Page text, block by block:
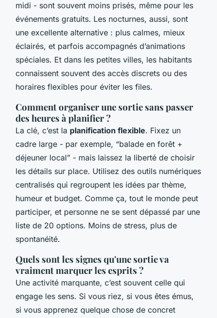
midi - sont souvent moins prisés, même pour les
événements gratuits. Les nocturnes, aussi, sont
une excellente alternative : plus calmes, mieux
éclairés, et parfois accompagnés d’animations
spéciales. Et dans les petites villes, les habitants
connaissent souvent des accès discrets ou des
horaires flexibles pour éviter les files.
Comment organiser une sortie sans passer
des heures à planifier ?
La clé, c’est la planification flexible. Fixez un
cadre large - par exemple, “balade en forêt +
déjeuner local” - mais laissez la liberté de choisir
les détails sur place. Utilisez des outils numériques
centralisés qui regroupent les idées par thème,
humeur et budget. Comme ça, tout le monde peut
participer, et personne ne se sent dépassé par une
liste de 20 options. Moins de stress, plus de
spontanéité.
Quels sont les signes qu'une sortie va
vraiment marquer les esprits ?
Une activité marquante, c’est souvent celle qui
engage les sens. Si vous riez, si vous êtes émus,
si vous apprenez quelque chose de concret